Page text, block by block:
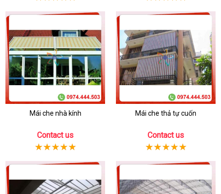
Mái che nhà kính
Contact us
Mái che thả tự cuốn
Contact us